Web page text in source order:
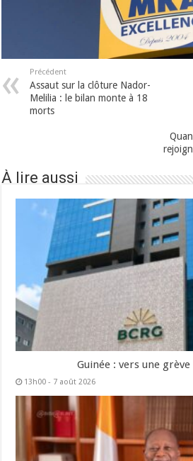
Précédent
Assaut sur la clôture Nador-
Melilia : le bilan monte à 18
morts
À lire aussi
Guinée : vers une grève
13h00 - 7 août 2026